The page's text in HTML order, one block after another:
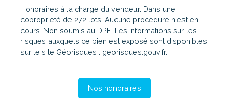
Honoraires à la charge du vendeur. Dans une
copropriété de 272 lots. Aucune procédure n'est en
cours. Non soumis au DPE. Les informations sur les
risques auxquels ce bien est exposé sont disponibles
sur le site Géorisques : georisques.gouv.fr.
Nos honoraires